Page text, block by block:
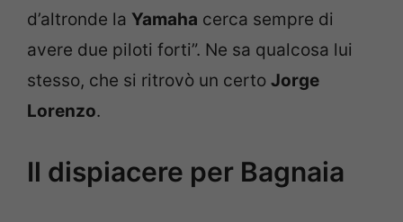
d’altronde la Yamaha cerca sempre di
avere due piloti forti”. Ne sa qualcosa lui
stesso, che si ritrovò un certo Jorge
Lorenzo.
Il dispiacere per Bagnaia